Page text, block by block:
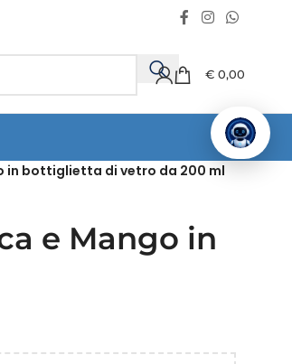
€ 0,00
in bottiglietta di vetro da 200 ml
e Mango in